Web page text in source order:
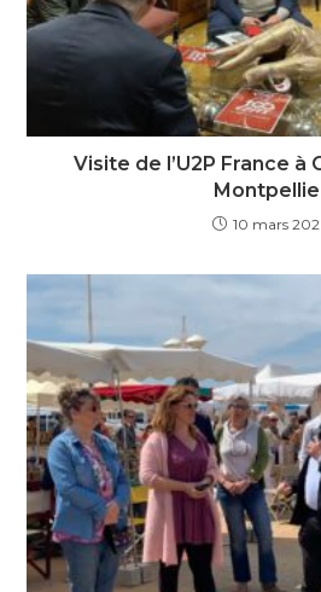
Visite de l’U2P France à
10 mars